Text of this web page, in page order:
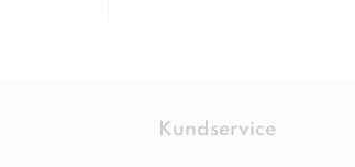
Kundservice